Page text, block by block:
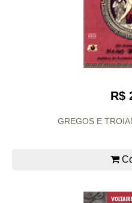
R$
GREGOS E